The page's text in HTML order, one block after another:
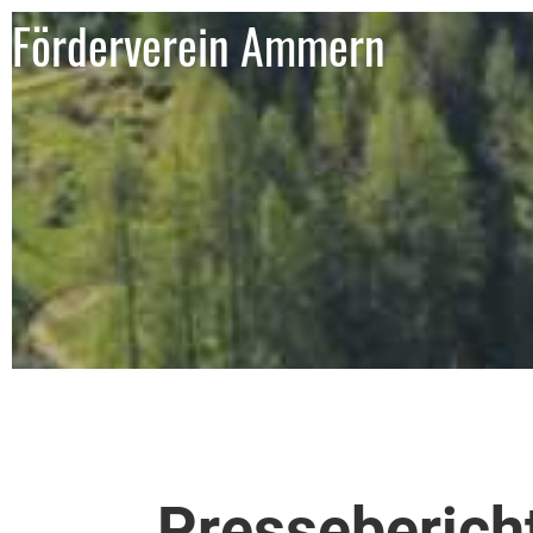
Förderverein Ammern